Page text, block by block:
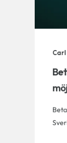
Carl